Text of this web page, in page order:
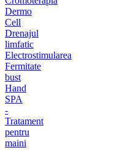
Dermo
Cell
Drenajul
limfatic
Electrostimularea
Fermitate
bust
Hand
SPA
-
Tratament
pentru
maini